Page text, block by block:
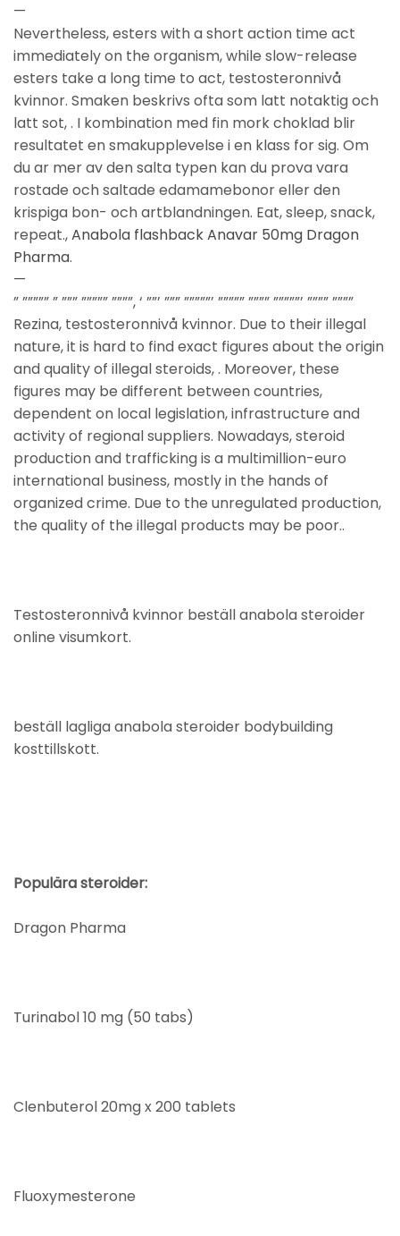
—
Nevertheless, esters with a short action time act
immediately on the organism, while slow-release
esters take a long time to act, testosteronnivå
kvinnor. Smaken beskrivs ofta som latt notaktig och
latt sot, . I kombination med fin mork choklad blir
resultatet en smakupplevelse i en klass for sig. Om
du ar mer av den salta typen kan du prova vara
rostade och saltade edamamebonor eller den
krispiga bon- och artblandningen. Eat, sleep, snack,
repeat.,Anabola flashback Anavar 50mg Dragon
Pharma.
—
” ””””” ” ””” ””””” ””””, ‘ ””’ ””” ”””””’ ””””” ”””” ”””””’ ”””” ””””
Rezina, testosteronnivå kvinnor. Due to their illegal
nature, it is hard to find exact figures about the origin
and quality of illegal steroids, . Moreover, these
figures may be different between countries,
dependent on local legislation, infrastructure and
activity of regional suppliers. Nowadays, steroid
production and trafficking is a multimillion-euro
international business, mostly in the hands of
organized crime. Due to the unregulated production,
the quality of the illegal products may be poor..
Testosteronnivå kvinnor beställ anabola steroider
online visumkort.
beställ lagliga anabola steroider bodybuilding
kosttillskott.
Populära steroider:
Dragon Pharma
Turinabol 10 mg (50 tabs)
Clenbuterol 20mg x 200 tablets
Fluoxymesterone